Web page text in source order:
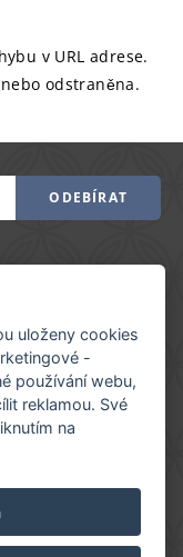
v URL adrese.
odstraněna.
ODEBÍRAT
uloženy cookies
-
používání webu,
reklamou. Své
na